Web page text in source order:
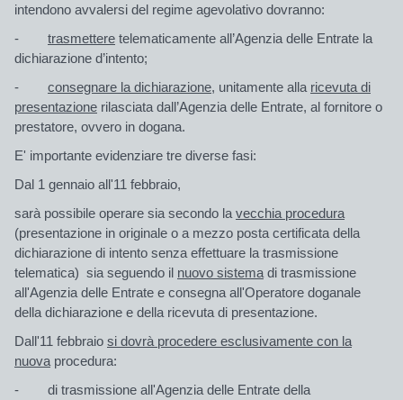
intendono avvalersi del regime agevolativo dovranno:
- trasmettere telematicamente all’Agenzia delle Entrate la
dichiarazione d’intento;
- consegnare la dichiarazione, unitamente alla ricevuta di
presentazione rilasciata dall’Agenzia delle Entrate, al fornitore o
prestatore, ovvero in dogana.
E' importante evidenziare tre diverse fasi:
Dal 1 gennaio all'11 febbraio,
sarà possibile operare sia secondo la vecchia procedura
(presentazione in originale o a mezzo posta certificata della
dichiarazione di intento senza effettuare la trasmissione
telematica) sia seguendo il nuovo sistema di trasmissione
all'Agenzia delle Entrate e consegna all'Operatore doganale
della dichiarazione e della ricevuta di presentazione.
Dall'11 febbraio si dovrà procedere esclusivamente con la
nuova procedura:
- di trasmissione all'Agenzia delle Entrate della